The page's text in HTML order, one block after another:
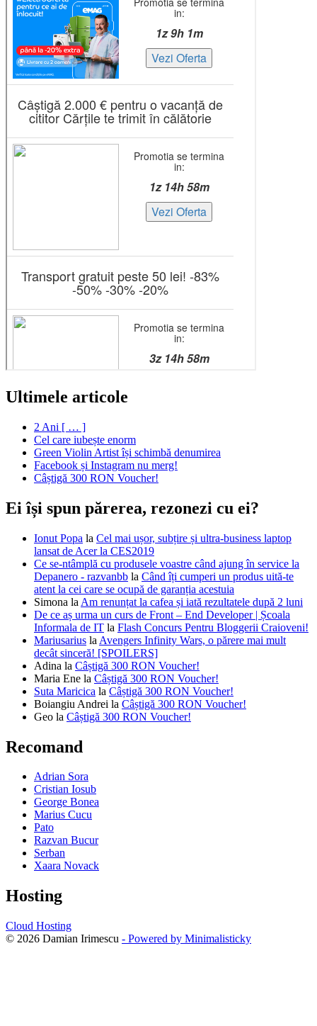
Ultimele articole
2 Ani [ … ]
Cel care iubește enorm
Green Violin Artist își schimbă denumirea
Facebook și Instagram nu merg!
Câștigă 300 RON Voucher!
Ei își spun părerea, rezonezi cu ei?
Ionut Popa la Cel mai ușor, subțire și ultra-business laptop
lansat de Acer la CES2019
Ce se-ntâmplă cu produsele voastre când ajung în service la
Depanero - razvanbb la Când îți cumperi un produs uită-te
atent la cei care se ocupă de garanția acestuia
Simona la Am renunțat la cafea și iată rezultatele după 2 luni
De ce aș urma un curs de Front – End Developer | Școala
Informala de IT la Flash Concurs Pentru Bloggerii Craioveni!
Mariusarius la Avengers Infinity Wars, o părere mai mult
decât sinceră! [SPOILERS]
Adina la Câștigă 300 RON Voucher!
Maria Ene la Câștigă 300 RON Voucher!
Suta Maricica la Câștigă 300 RON Voucher!
Boiangiu Andrei la Câștigă 300 RON Voucher!
Geo la Câștigă 300 RON Voucher!
Recomand
Adrian Sora
Cristian Iosub
George Bonea
Marius Cucu
Pato
Razvan Bucur
Serban
Xaara Novack
Hosting
Cloud Hosting
© 2026 Damian Irimescu - Powered by Minimalisticky